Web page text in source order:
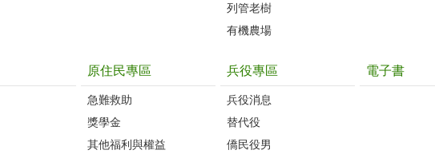
列管老樹
有機農場
原住民專區
急難救助
獎學金
其他福利與權益
兵役專區
兵役消息
替代役
僑民役男
電子書